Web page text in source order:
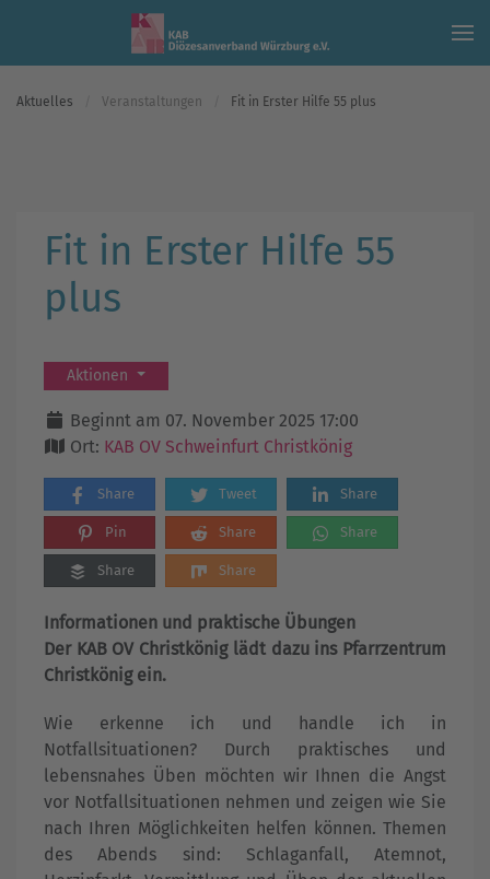
Skip to main content
Aktuelles Veranstaltungen Fit in Erster Hilfe 55 plus
Fit in Erster Hilfe 55
plus
Aktionen
Beginnt am 07. November 2025 17:00
Ort: KAB OV Schweinfurt Christkönig
Share Tweet Share
Pin Share Share
Share Share
Informationen und praktische Übungen
Der KAB OV Christkönig lädt dazu ins Pfarrzentrum
Christkönig ein.
Wie erkenne ich und handle ich in
Notfallsituationen? Durch praktisches und
lebensnahes Üben möchten wir Ihnen die Angst
vor Notfallsituationen nehmen und zeigen wie Sie
nach Ihren Möglichkeiten helfen können. Themen
des Abends sind: Schlaganfall, Atemnot,